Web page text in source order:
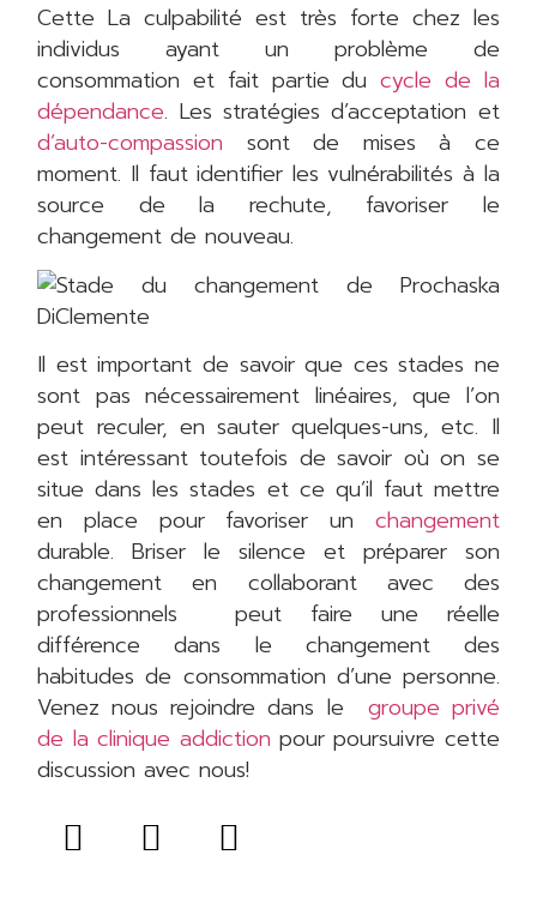
Cette La culpabilité est très forte chez les
individus ayant un problème de
consommation et fait partie ducycle de la
dépendance. Les stratégies d’acceptation et
d’auto-compassion sont de mises à ce
moment. Il faut identifier les vulnérabilités à la
source de la rechute, favoriser le
changement de nouveau.
Il est important de savoir que ces stades ne
sont pas nécessairement linéaires, que l’on
peut reculer, en sauter quelques-uns, etc. Il
est intéressant toutefois de savoir où on se
situe dans les stades et ce qu’il faut mettre
en place pour favoriser un changement
durable. Briser le silence et préparer son
changement en collaborant avec des
professionnels peut faire une réelle
différence dans le changement des
habitudes de consommation d’une personne.
Venez nous rejoindre dans le groupe privé
de la clinique addiction pour poursuivre cette
discussion avec nous!